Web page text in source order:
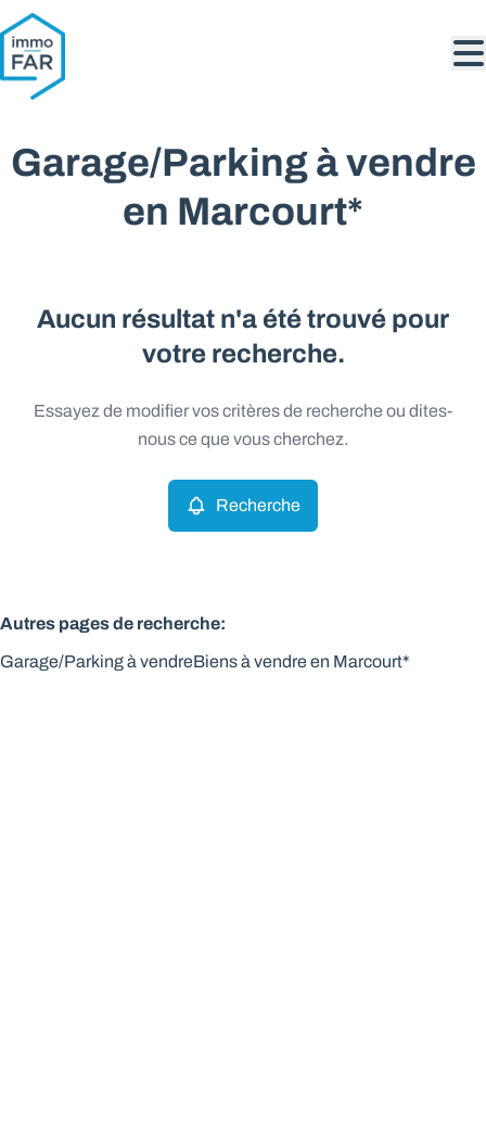
Aller au contenu principal
Garage/Parking à vendre
en Marcourt*
Aucun résultat n'a été trouvé pour
votre recherche.
Essayez de modifier vos critères de recherche ou dites-
nous ce que vous cherchez.
Recherche
Autres pages de recherche:
Garage/Parking à vendreBiens à vendre en Marcourt*